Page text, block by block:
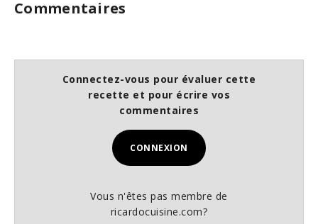
Commentaires
Connectez-vous pour évaluer cette
recette et pour écrire vos
commentaires
CONNEXION
Vous n'êtes pas membre de
ricardocuisine.com?